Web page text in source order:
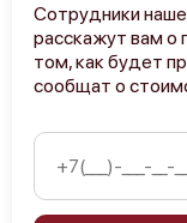
Сотрудники
расскажут вам о
том, как будет
сообщат о